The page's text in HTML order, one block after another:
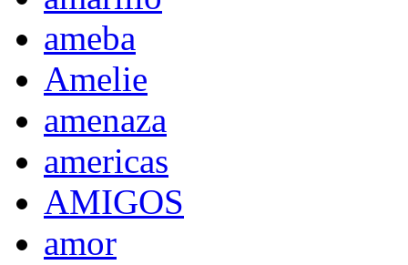
ameba
Amelie
amenaza
americas
AMIGOS
amor